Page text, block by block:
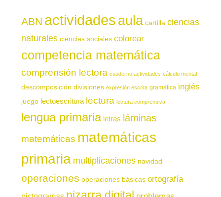
ABN actividadesaula cartilla ciencias
naturales ciencias sociales colorear
competencia matemática
comprensión lectora cuaderno actividades cálculo mental
descomposición divisiones expresión escrita gramática inglés
juego lectoescritura lectura lectura comprensiva
lengua primaria letras láminas
matemáticas matemáticas
primaria multiplicaciones navidad
operaciones operaciones básicas ortografía